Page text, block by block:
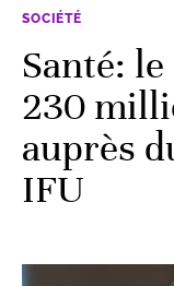
SOCIÉTÉ
Santé:
230
auprès
IFU